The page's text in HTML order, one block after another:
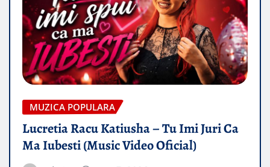
MUZICA POPULARA
Lucretia Racu Katiusha – Tu Imi Juri Ca
Ma Iubesti (Music Video Oficial)